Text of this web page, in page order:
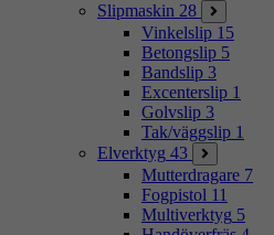
Slipmaskin 28
Vinkelslip 15
Betongslip 5
Bandslip 3
Excenterslip 1
Golvslip 3
Tak/väggslip 1
Elverktyg 43
Mutterdragare 7
Fogpistol 11
Multiverktyg 5